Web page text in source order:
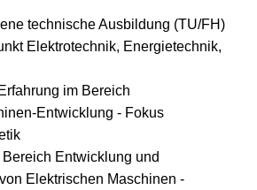
technische Ausbildung (TU/FH)
Elektrotechnik, Energietechnik,
im Bereich
Entwicklung - Fokus
Bereich Entwicklung und
Elektrischen Maschinen -